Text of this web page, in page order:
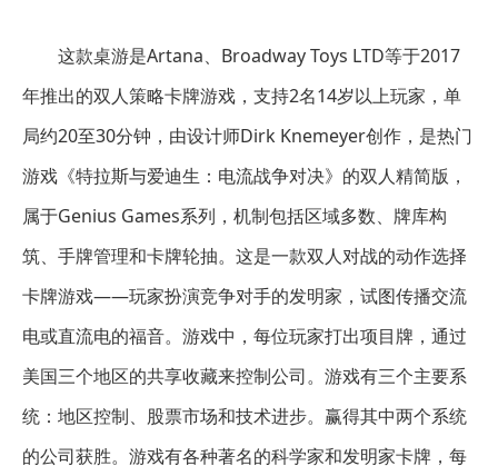
这款桌游是Artana、Broadway Toys LTD等于2017
年推出的双人策略卡牌游戏，支持2名14岁以上玩家，单
局约20至30分钟，由设计师Dirk Knemeyer创作，是热门
游戏《特拉斯与爱迪生：电流战争对决》的双人精简版，
属于Genius Games系列，机制包括区域多数、牌库构
筑、手牌管理和卡牌轮抽。这是一款双人对战的动作选择
卡牌游戏——玩家扮演竞争对手的发明家，试图传播交流
电或直流电的福音。游戏中，每位玩家打出项目牌，通过
美国三个地区的共享收藏来控制公司。游戏有三个主要系
统：地区控制、股票市场和技术进步。赢得其中两个系统
的公司获胜。游戏有各种著名的科学家和发明家卡牌，每